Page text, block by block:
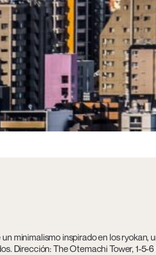
minimalismo inspirado en los ryokan,
Dirección: The Otemachi Tower, 1-